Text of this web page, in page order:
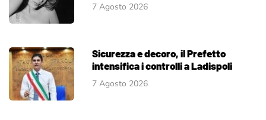
7 Agosto 2026
Sicurezza e decoro, il Prefetto
intensifica i controlli a Ladispoli
7 Agosto 2026